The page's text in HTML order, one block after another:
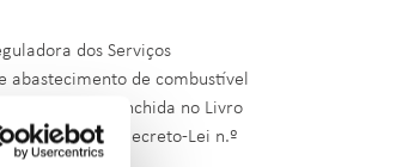
dos Serviços
abastecimento de combustível
da folha preenchida no Livro
artigo 5.º do Decreto-Lei n.º